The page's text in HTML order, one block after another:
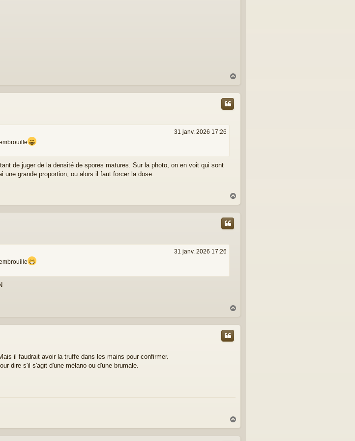
u
31 janv. 2026 17:26
de juger de la densité de spores matures. Sur la photo, on en voit qui sont
une grande proportion, ou alors il faut forcer la dose.
a
31 janv. 2026 17:26
u
il faudrait avoir la truffe dans les mains pour confirmer.
dire s'il s'agit d'une mélano ou d'une brumale.
a